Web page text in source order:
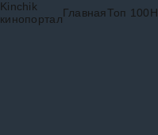
Kinchik
кинопорталГлавнаяТоп 100